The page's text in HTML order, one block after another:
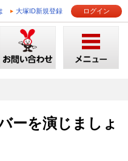
大塚ID新規登録 ログイン
ーを演じましょ